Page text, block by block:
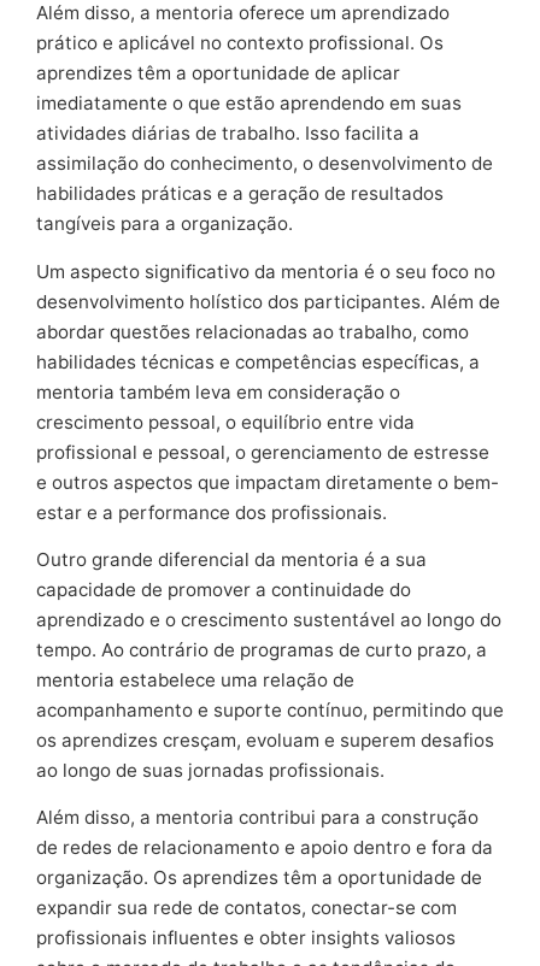
Além disso, a mentoria oferece um aprendizado
prático e aplicável no contexto profissional. Os
aprendizes têm a oportunidade de aplicar
imediatamente o que estão aprendendo em suas
atividades diárias de trabalho. Isso facilita a
assimilação do conhecimento, o desenvolvimento de
habilidades práticas e a geração de resultados
tangíveis para a organização.
Um aspecto significativo da mentoria é o seu foco no
desenvolvimento holístico dos participantes. Além de
abordar questões relacionadas ao trabalho, como
habilidades técnicas e competências específicas, a
mentoria também leva em consideração o
crescimento pessoal, o equilíbrio entre vida
profissional e pessoal, o gerenciamento de estresse
e outros aspectos que impactam diretamente o bem-
estar e a performance dos profissionais.
Outro grande diferencial da mentoria é a sua
capacidade de promover a continuidade do
aprendizado e o crescimento sustentável ao longo do
tempo. Ao contrário de programas de curto prazo, a
mentoria estabelece uma relação de
acompanhamento e suporte contínuo, permitindo que
os aprendizes cresçam, evoluam e superem desafios
ao longo de suas jornadas profissionais.
Além disso, a mentoria contribui para a construção
de redes de relacionamento e apoio dentro e fora da
organização. Os aprendizes têm a oportunidade de
expandir sua rede de contatos, conectar-se com
profissionais influentes e obter insights valiosos